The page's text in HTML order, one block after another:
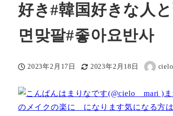
好き#韓国好きな人
면맞팔#좋아요반사
投稿日
2023年2月17日
更新日
2023年2月18日
著
cielo